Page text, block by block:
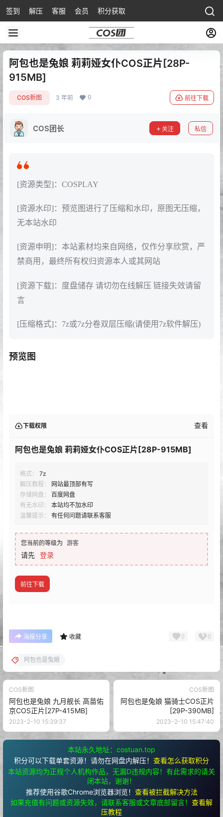
签到 解压 客服 会员 积分获取
阿包也是兔娘 莉莉娅女仆COS正片[28P-
915MB]
COS新图 3 年前 0 前往下载
COS团长 关注 私信
[资源类型]：COSPLAY
[资源水印]：预览图进行了压缩和水印，原图无压缩，
无本站水印
[资源申明]：本站素材均来自网络，仅作分享欣赏，严
禁商用，最终所有权归资源本人或其网站
[资源下载]：度盘储存 请切勿在线解压 链接失效请留
言
[压缩格式]：7z或7z分卷双层压缩(请使用7z软件解压)
预览图
下载权限 查看
阿包也是兔娘 莉莉娅女仆COS正片[28P-915MB]
格式：
7z
解压教程：
网站最顶部有写
存储网盘：
百度网盘
有无水印：
本站均不加水印
温馨提示：
有任何问题请联系客服
您当前的等级为 游客
请先 登录
前往下载
海报分享 收藏 0 0
阿包也是兔娘
COS新图
阿包也是兔娘 九月舰长 高苗佑
京COS正片[27P-415MB]
2023-2-10 15:39:37
COS新图
阿包也是兔娘 猫骑士COS正片
[29P-390MB]
2023-2-10 15:47:40
本站永久地址：costuan.top
积分可以下载单套资源！请勿在网盘内解压！ 查看怎么获取积分
本站资源均为正规个人机构作品，无漏D违规内容！有此需求的请关
闭本站，谢谢！
推荐使用谷歌Chrome浏览器浏览！ 查看被拦截解决方法
如果充值有问题或资源失效，请联系客服或文章底部留言！ 查看解
压教程